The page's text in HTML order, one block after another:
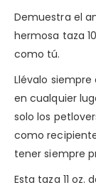
Demuestra el
hermosa taza
como tú.
Llévalo
en cualquier
solo los
como
tener siempre
Esta taza 11